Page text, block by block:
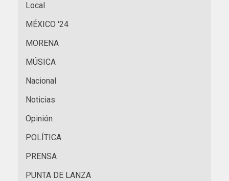
Local
MÉXICO '24
MORENA
MÚSICA
Nacional
Noticias
Opinión
POLÍTICA
PRENSA
PUNTA DE LANZA